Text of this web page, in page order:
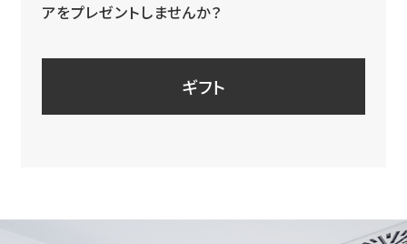
アをプレゼントしませんか？
ギフト